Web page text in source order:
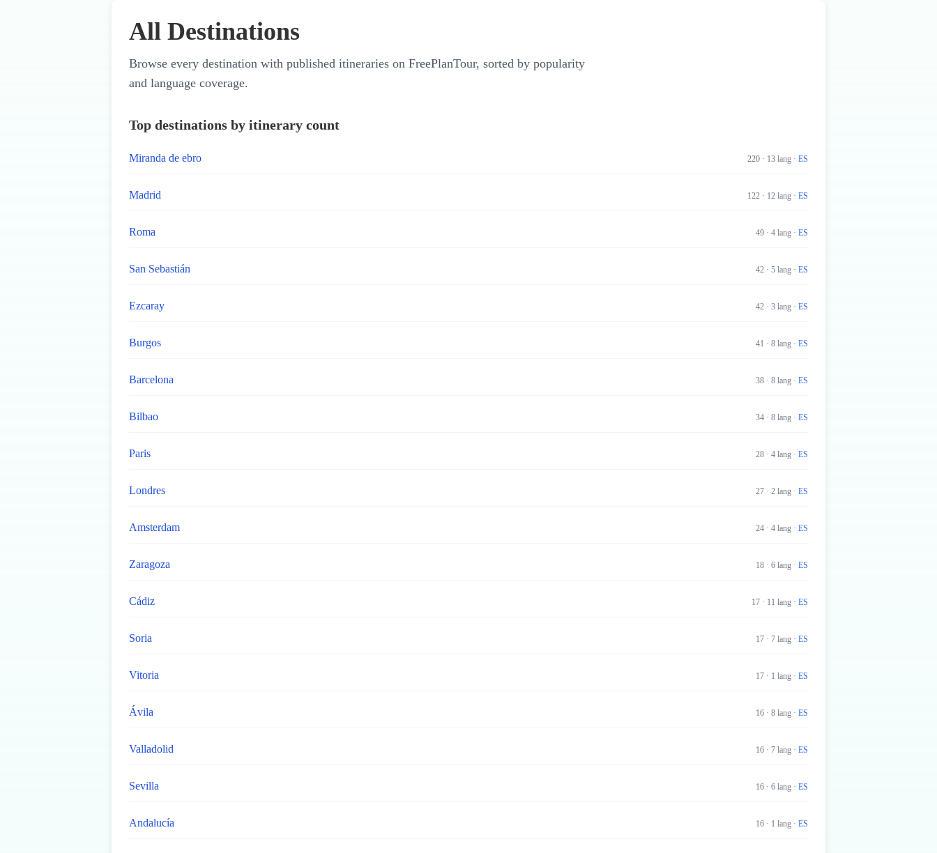
All Destinations
Browse every destination with published itineraries on FreePlanTour, sorted by popularity
and language coverage.
Top destinations by itinerary count
Miranda de ebro 220 · 13 lang · ES
Madrid 122 · 12 lang · ES
Roma 49 · 4 lang · ES
San Sebastián 42 · 5 lang · ES
Ezcaray 42 · 3 lang · ES
Burgos 41 · 8 lang · ES
Barcelona 38 · 8 lang · ES
Bilbao 34 · 8 lang · ES
Paris 28 · 4 lang · ES
Londres 27 · 2 lang · ES
Amsterdam 24 · 4 lang · ES
Zaragoza 18 · 6 lang · ES
Cádiz 17 · 11 lang · ES
Soria 17 · 7 lang · ES
Vitoria 17 · 1 lang · ES
Ávila 16 · 8 lang · ES
Valladolid 16 · 7 lang · ES
Sevilla 16 · 6 lang · ES
Andalucía 16 · 1 lang · ES